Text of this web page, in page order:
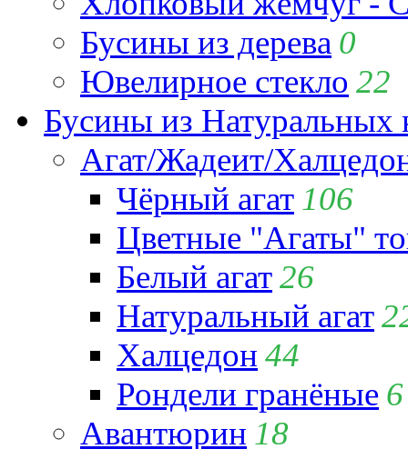
Бусины из дерева 0
Ювелирное стекло 22
Бусины из Натуральных
Агат/Жадеит/
Чёрный агат 106
Цветные "Агаты"
Белый агат26
Натуральный агат
Халцедон 44
Рондели гранёные 6
Авантюрин 18